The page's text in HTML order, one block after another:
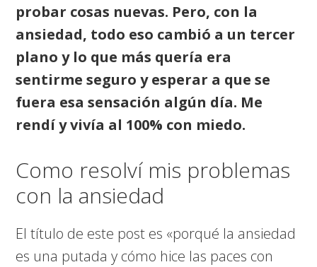
probar cosas nuevas. Pero, con la
ansiedad, todo eso cambió a un tercer
plano y lo que más quería era
sentirme seguro y esperar a que se
fuera esa sensación algún día. Me
rendí y vivía al 100% con miedo.
Como resolví mis problemas
con la ansiedad
El título de este post es «porqué la ansiedad
es una putada y cómo hice las paces con